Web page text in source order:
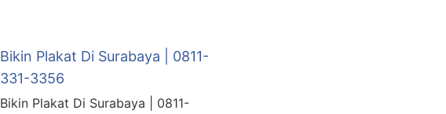
Bikin Plakat Di Surabaya | 0811-
331-3356
Bikin Plakat Di Surabaya | 0811-